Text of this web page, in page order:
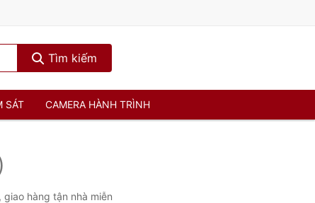
Tìm kiếm
SÁT CAMERA HÀNH TRÌNH
hàng tận nhà miễn